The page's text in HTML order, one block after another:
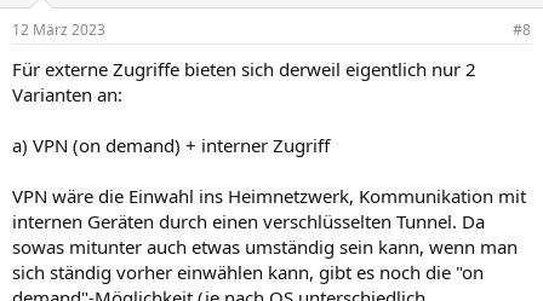
12 März 2023 #8
Für externe Zugriffe bieten sich derweil eigentlich nur 2
Varianten an:
a) VPN (on demand) + interner Zugriff
VPN wäre die Einwahl ins Heimnetzwerk, Kommunikation mit
internen Geräten durch einen verschlüsselten Tunnel. Da
sowas mitunter auch etwas umständig sein kann, wenn man
sich ständig vorher einwählen kann, gibt es noch die "on